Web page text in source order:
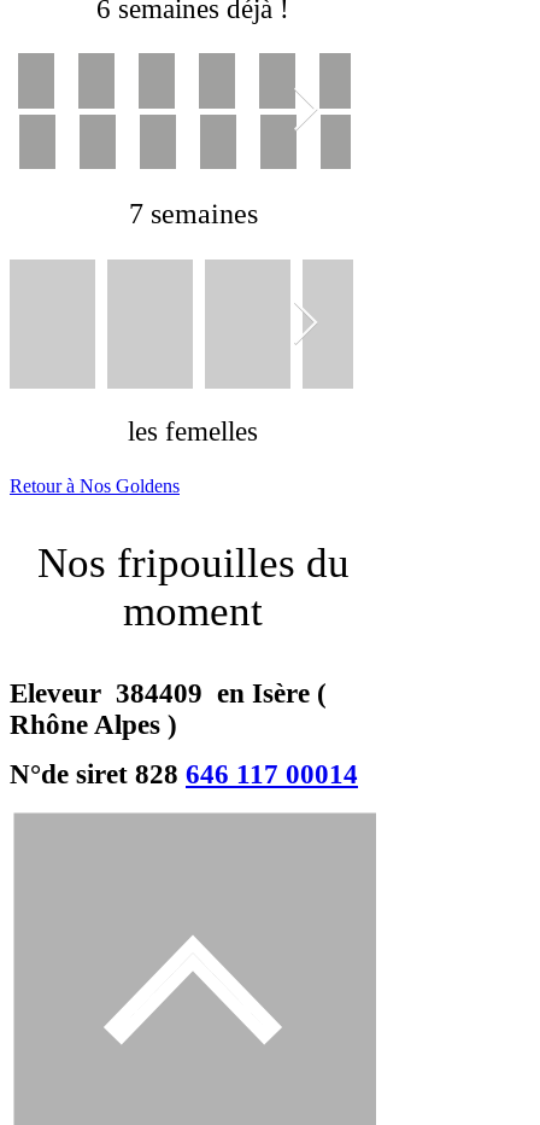
6 semaines déjà !
7 semaines
les femelles
Retour à Nos Goldens
Nos fripouilles du
moment
Eleveur 384409 en Isère (
Rhône Alpes )
N°de siret 828 646 117 00014